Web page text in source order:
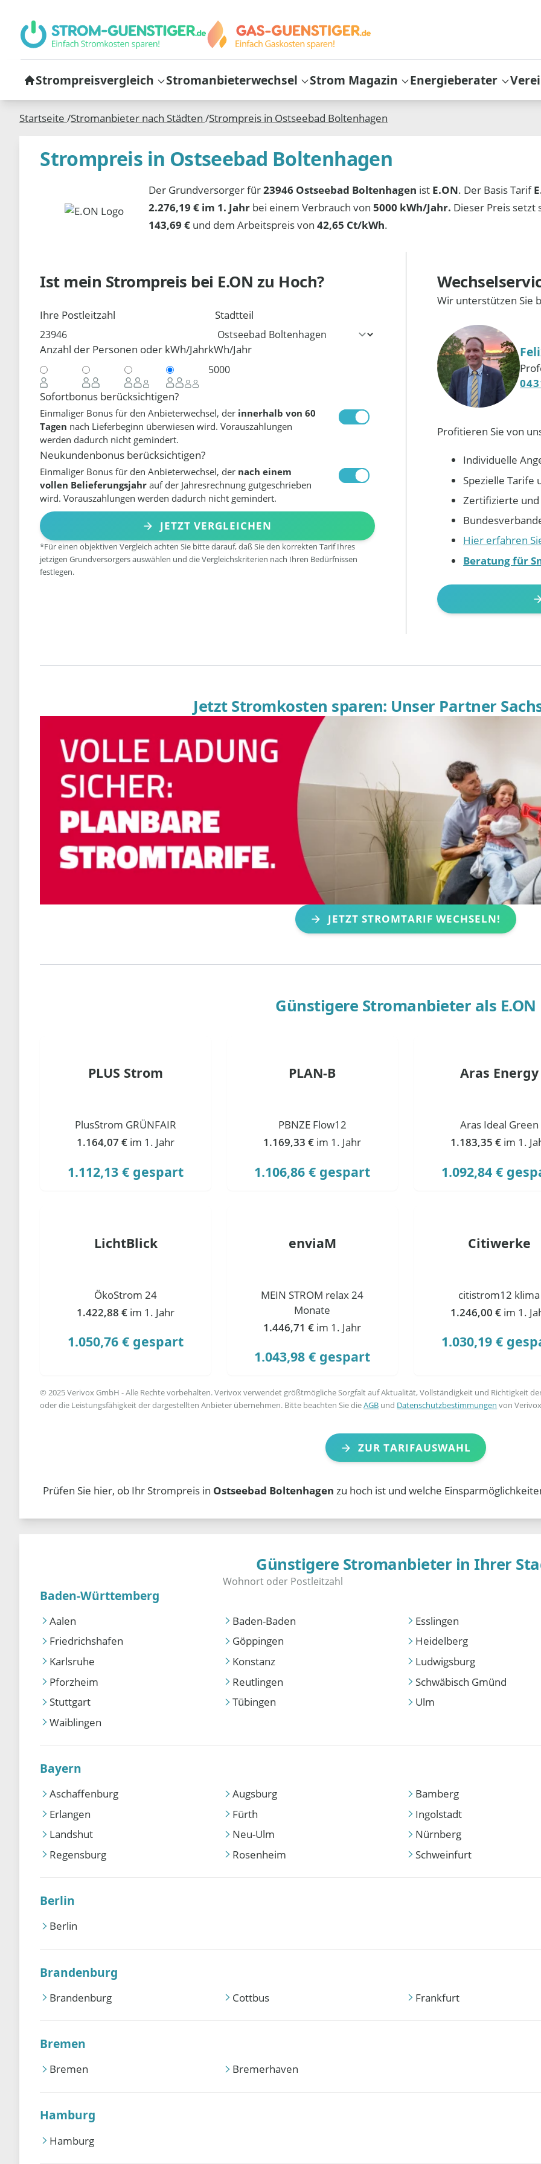
Strompreisvergleich Stromanbieterwechsel Strom Magazin Energieberater
Startseite /Stromanbieter nach Städten /Strompreis in Ostseebad Boltenhagen
Strompreis in Ostseebad Boltenhagen
Der Grundversorger für23946 Ostseebad Boltenhagen ist E.ON. Der Basis Tarif
2.276,19 € im 1. Jahr bei einem Verbrauch von5000 kWh/Jahr. Dieser Preis setzt
143,69 € und dem Arbeitspreis von42,65 Ct/kWh.
Ist mein Strompreis bei E.ON zu Hoch?
Ihre Postleitzahl Stadtteil
Anzahl der Personen oder kWh/JahrkWh/Jahr
Sofortbonus berücksichtigen?
Einmaliger Bonus für den Anbieterwechsel, der innerhalb von 60
Tagen nach Lieferbeginn überwiesen wird. Vorauszahlungen
werden dadurch nicht gemindert.
Neukundenbonus berücksichtigen?
Einmaliger Bonus für den Anbieterwechsel, der nach einem
vollen Belieferungsjahr auf der Jahresrechnung gutgeschrieben
wird. Vorauszahlungen werden dadurch nicht gemindert.
JETZT VERGLEICHEN
*Für einen objektiven Vergleich achten Sie bitte darauf, daß Sie den korrekten Tarif Ihres
jetzigen Grundversorgers auswählen und die Vergleichskriterien nach Ihren Bedürfnissen
festlegen.
Wir unterstützen Sie
Profitieren Sie von
Individuelle
Spezielle
Zertifizierte und
Hier erfahren
Beratung für
Jetzt Stromkosten sparen: Unser Partner
JETZT STROMTARIF WECHSELN!
Günstigere Stromanbieter als E.ON
PLUS Strom
PlusStrom GRÜNFAIR
1.164,07 € im 1. Jahr
1.112,13 € gespart
PLAN-B
PBNZE Flow12
1.169,33 € im 1. Jahr
1.106,86 € gespart
Aras Energy
Aras Ideal Green
1.183,35 € im 1.
1.092,84 €
LichtBlick
ÖkoStrom 24
1.422,88 € im 1. Jahr
1.050,76 € gespart
enviaM
MEIN STROM relax 24
Monate
1.446,71 € im 1. Jahr
1.043,98 € gespart
Citiwerke
citistrom12 klima
1.246,00 € im 1.
1.030,19 €
© 2025 Verivox GmbH - Alle Rechte vorbehalten. Verivox verwendet größtmögliche Sorgfalt auf Aktualität, Vollständigkeit und Richtigkeit
oder die Leistungsfähigkeit der dargestellten Anbieter übernehmen. Bitte beachten Sie dieAGB und Datenschutzbestimmungen von
ZUR TARIFAUSWAHL
Prüfen Sie hier, ob Ihr Strompreis in Ostseebad Boltenhagen zu hoch ist und welche
Günstigere Stromanbieter in Ihrer
Baden-Württemberg
Aalen Baden-Baden
Esslingen
Friedrichshafen
Göppingen
Heidelberg
Karlsruhe
Konstanz
Ludwigsburg
Pforzheim
Reutlingen
Schwäbisch Gmünd
Stuttgart
Tübingen
Ulm
Waiblingen
Bayern
Aschaffenburg Augsburg
Bamberg
Erlangen
Fürth
Ingolstadt
Landshut
Neu-Ulm
Nürnberg
Regensburg
Rosenheim Schweinfurt
Berlin
Berlin
Brandenburg
Brandenburg Cottbus Frankfurt
Bremen
Bremen Bremerhaven
Hamburg
Hamburg